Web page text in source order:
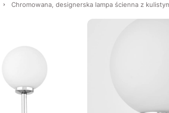
Chromowana, designerska lampa ścienna z